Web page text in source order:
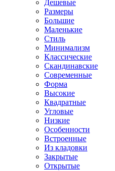
Дешевые
Размеры
Большие
Маленькие
Стиль
Минимализм
Классические
Скандинавские
Современные
Форма
Высокие
Квадратные
Угловые
Низкие
Особенности
Встроенные
Из кладовки
Закрытые
Открытые